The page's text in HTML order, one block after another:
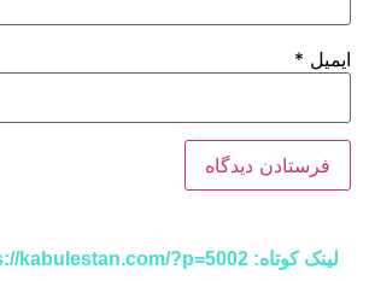
لینک کوتاه: https://kabulestan.com/?p=5002
ایمیل *